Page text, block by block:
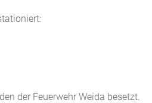
der Feuerwehr Weida besetzt.